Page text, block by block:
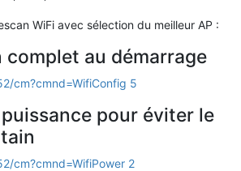
WiFi avec sélection du meilleur AP :
complet au démarrage
cm?cmnd=WifiConfig 5
pour éviter le
cm?cmnd=WifiPower 2